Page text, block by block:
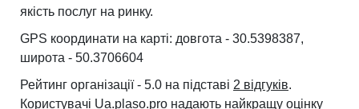
якість послуг на ринку.
GPS координати на карті: довгота - 30.5398387,
широта - 50.3706604
Рейтинг організації - 5.0 на підставі 2 відгуків.
Користувачі Ua.plaso.pro надають найкращу оцінку